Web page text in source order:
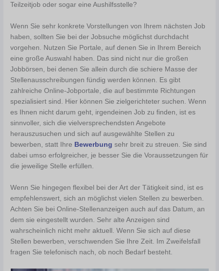
Teilzeitjob oder sogar eine Aushilfsstelle?
Wenn Sie sehr konkrete Vorstellungen von Ihrem nächsten Job
haben, sollten Sie bei der Jobsuche möglichst durchdacht
vorgehen. Nutzen Sie Portale, auf denen Sie in Ihrem Bereich
eine große Auswahl haben. Das sind nicht nur die großen
Jobbörsen, bei denen Sie allein durch die schiere Masse der
Stellenausschreibungen fündig werden können. Es gibt
zahlreiche Online-Jobportale, die auf bestimmte Richtungen
spezialisiert sind. Hier können Sie zielgerichteter suchen. Wenn
es Ihnen nicht darum geht, irgendeinen Job zu finden, ist es
sinnvoller, sich die vielversprechendsten Angebote
herauszusuchen und sich auf ausgewählte Stellen zu
bewerben, statt Ihre Bewerbung sehr breit zu streuen. Sie sind
dabei umso erfolgreicher, je besser Sie die Voraussetzungen für
die jeweilige Stelle erfüllen.
Wenn Sie hingegen flexibel bei der Art der Tätigkeit sind, ist es
empfehlenswert, sich an möglichst vielen Stellen zu bewerben.
Achten Sie bei Online-Stellenanzeigen auch auf das Datum, an
dem sie eingestellt wurden. Sehr alte Anzeigen sind
wahrscheinlich nicht mehr aktuell. Wenn Sie sich auf diese
Stellen bewerben, verschwenden Sie Ihre Zeit. Im Zweifelsfall
fragen Sie telefonisch nach, ob noch Bedarf besteht.